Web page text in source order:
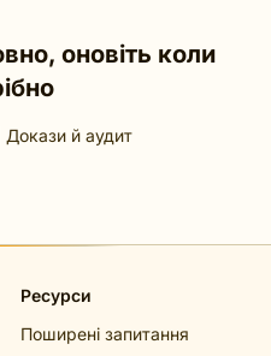
оновіть коли
Докази й аудит
Ресурси
Поширені запитання